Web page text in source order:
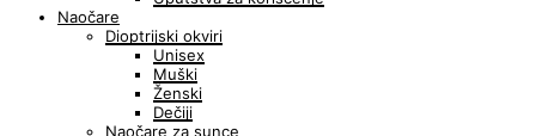
Naočare
Dioptrijski okviri
Unisex
Muški
Ženski
Dečiji
Naočare za sunce